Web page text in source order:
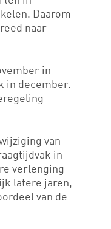
Daarom
naar
in
in december.
van
in
verlenging
latere jaren,
van de